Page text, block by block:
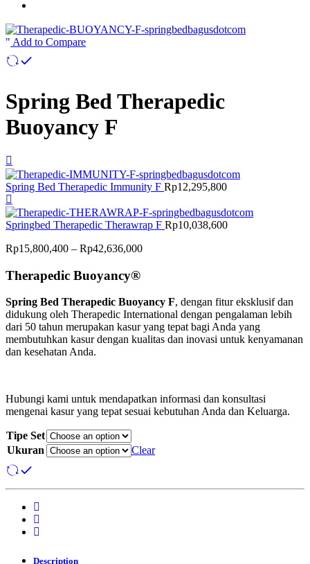
Add to Compare
Spring Bed Therapedic
Buoyancy F
Spring Bed Therapedic Immunity F Rp12,295,800
Springbed Therapedic Therawrap F Rp10,038,600
Rp15,800,400 – Rp42,636,000Price
Rp42,636,000
Therapedic Buoyancy®
Spring Bed Therapedic Buoyancy F, dengan fitur eksklusif dan
didukung oleh Therapedic International dengan pengalaman lebih
dari 50 tahun merupakan kasur yang tepat bagi Anda yang
membutuhkan kasur dengan kualitas dan inovasi untuk kenyamanan
dan kesehatan Anda.
Hubungi kami untuk mendapatkan informasi dan konsultasi
mengenai kasur yang tepat sesuai kebutuhan Anda dan Keluarga.
Tipe Set
Ukuran
Clear
Description